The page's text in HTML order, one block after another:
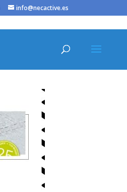
info@necactive.es